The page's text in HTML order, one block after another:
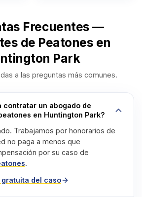
Frecuentes —
de Peatones en
Park
a las preguntas más comunes.
contratar un abogado de
en Huntington Park?
Trabajamos por honorarios de
no paga a menos que
por su caso de
.
del caso